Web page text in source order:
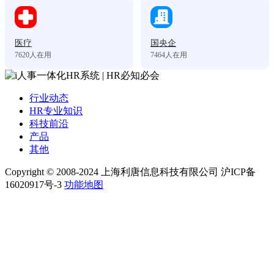
医疗
7620人在用
国央企
7464人在用
行业动态
HR专业知识
科技前沿
产品
其他
Copyright © 2008-2024 上海利唐信息科技有限公司 沪ICP备
16020917号-3 功能地图